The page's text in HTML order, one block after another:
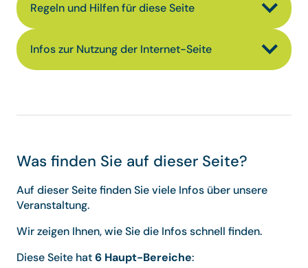
Regeln und Hilfen für diese Seite
Infos zur Nutzung der Internet-Seite
Was finden Sie auf dieser Seite?
Auf dieser Seite finden Sie viele Infos über unsere
Veranstaltung.
Wir zeigen Ihnen, wie Sie die Infos schnell finden.
Diese Seite hat6 Haupt-Bereiche: